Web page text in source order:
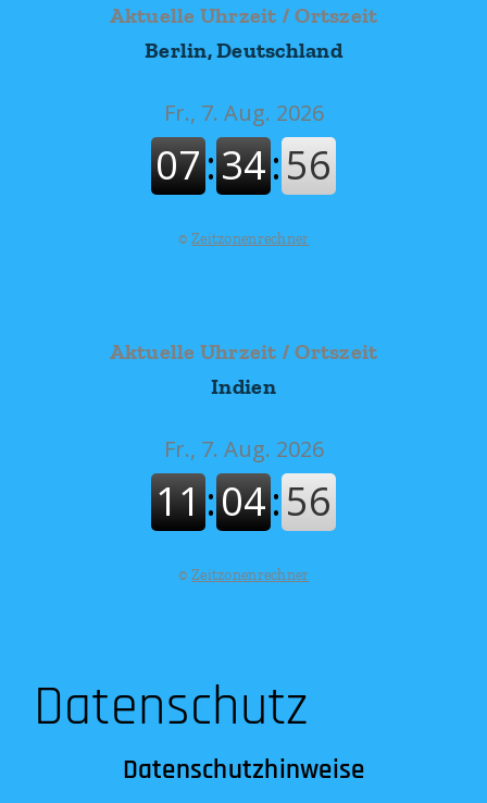
Aktuelle Uhrzeit / Ortszeit
Berlin, Deutschland
©Zeitzonenrechner
Aktuelle Uhrzeit / Ortszeit
Indien
©Zeitzonenrechner
Datenschutz
Datenschutzhinweise